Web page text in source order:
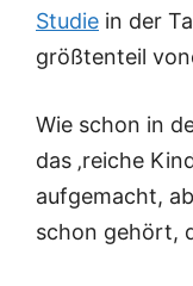
Studie in der
größtenteil
Wie schon in
das ‚reiche
aufgemacht,
schon gehört,